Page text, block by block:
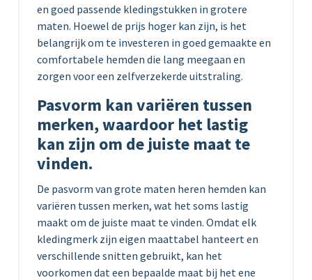
en goed passende kledingstukken in grotere
maten. Hoewel de prijs hoger kan zijn, is het
belangrijk om te investeren in goed gemaakte en
comfortabele hemden die lang meegaan en
zorgen voor een zelfverzekerde uitstraling.
Pasvorm kan variëren tussen
merken, waardoor het lastig
kan zijn om de juiste maat te
vinden.
De pasvorm van grote maten heren hemden kan
variëren tussen merken, wat het soms lastig
maakt om de juiste maat te vinden. Omdat elk
kledingmerk zijn eigen maattabel hanteert en
verschillende snitten gebruikt, kan het
voorkomen dat een bepaalde maat bij het ene